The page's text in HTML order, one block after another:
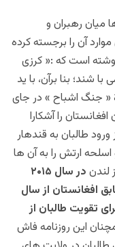
میان رهبران و
آن را برجسته کرده
است که :« کرزی
شند؛ بنا برآن، با ید
« جنگ اشباح » در جای
را آشکارا
طالبان به قندهار
اسلحه ارتش را به آن ها
لندن
در سال ۲۰۱۵
افغانستان از سال
میلیون دالر برای تقویت طالبان از
این روزنامه فاش